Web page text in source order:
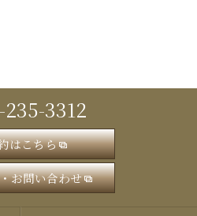
235-3312
はこちら
お問い合わせ